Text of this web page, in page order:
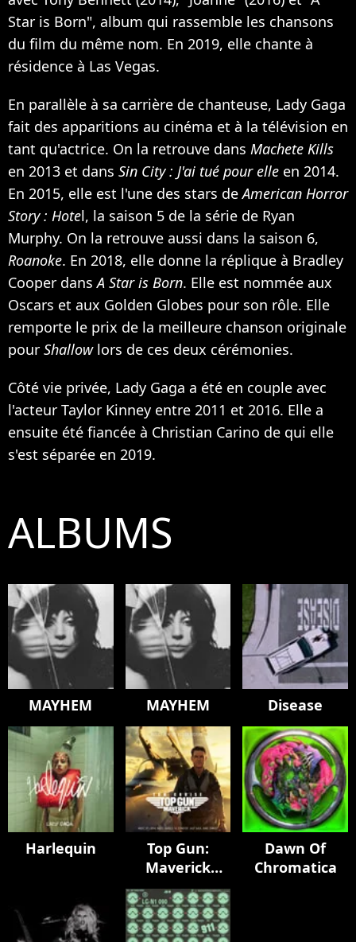
Star is Born", album qui rassemble les chansons
du film du même nom. En 2019, elle chante à
résidence à Las Vegas.
En parallèle à sa carrière de chanteuse, Lady Gaga
fait des apparitions au cinéma et à la télévision en
tant qu'actrice. On la retrouve dans Machete Kills
en 2013 et dans Sin City : J'ai tué pour elle en 2014.
En 2015, elle est l'une des stars deAmerican Horror
Story : Hotel, la saison 5 de la série de Ryan
Murphy. On la retrouve aussi dans la saison 6,
Roanoke. En 2018, elle donne la réplique à Bradley
Cooper dansA Star is Born. Elle est nommée aux
Oscars et aux Golden Globes pour son rôle. Elle
remporte le prix de la meilleure chanson originale
pour Shallowlors de ces deux cérémonies.
Côté vie privée, Lady Gaga a été en couple avec
l'acteur Taylor Kinney entre 2011 et 2016. Elle a
ensuite été fiancée à Christian Carino de qui elle
s'est séparée en 2019.
ALBUMS
MAYHEM MAYHEM Disease
Harlequin
Top Gun:
Maverick
(Music From
The Motion
Picture)
Dawn Of
Chromatica